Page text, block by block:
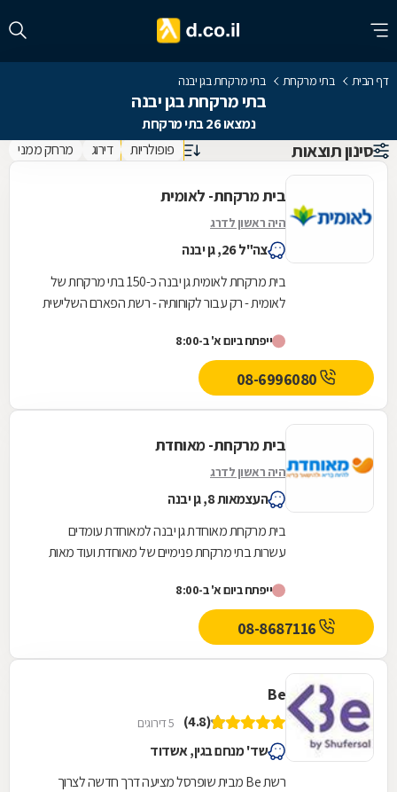
דף הבית בתי מרקחת בתי מרקחת בגן יבנה
בתי מרקחת בגן יבנה
נמצאו 26 בתי מרקחת
סינון תוצאות פופולריות דירוג מרחק ממני
בית מרקחת- לאומית
היה ראשון לדרג
צה"ל 26, גן יבנה
בית מרקחת לאומית גן יבנה כ-150 בתי מרקחת של
לאומית - רק עבור לקוחותיה - רשת הפארם השלישית
ייפתח ביום א' ב-8:00
08-6996080
בית מרקחת- מאוחדת
היה ראשון לדרג
העצמאות 8, גן יבנה
בית מרקחת מאוחדת גן יבנה למאוחדת עומדים
עשרות בתי מרקחת פנימיים של מאוחדת ועוד מאות
רשתות...
ייפתח ביום א' ב-8:00
08-8687116
Be
(4.8) 5 דירוגים
שד' מנחם בגין, אשדוד
רשת Be מבית שופרסל מציעה דרך חדשה לצרוך